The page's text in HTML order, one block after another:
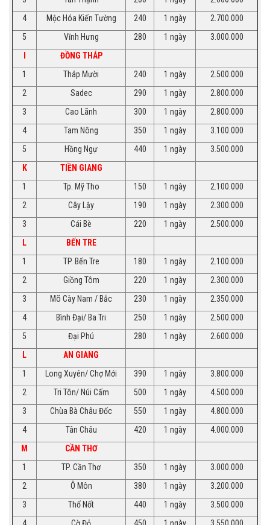
4
Mộc Hóa Kiến Tường 240 1 ngày
2.700.000
5
Vĩnh Hưng 280 1 ngày
3.000.000
ĐỒNG THÁP
1
Tháp Mười 240 1 ngày
2.500.000
2
Sadec 290 1 ngày
2.800.000
3
Cao Lãnh 300 1 ngày
2.800.000
4
Tam Nông 350 1 ngày
3.100.000
5
Hồng Ngự 440 1 ngày
3.500.000
K
TIỀN GIANG
1
Tp. Mỹ Tho 150 1 ngày
2.100.000
2
Cây Lậy 190 1 ngày
2.300.000
3
Cái Bè 220 1 ngày
2.500.000
L
BẾN TRE
1
TP. Bến Tre 180 1 ngày
2.100.000
2
Giồng Tôm 220 1 ngày
2.300.000
3
Mõ Cày Nam / Bắc 230 1 ngày
2.350.000
4
Bình Đại/ Ba Tri 250 1 ngày
2.500.000
5
Đại Phú 280 1 ngày
2.600.000
L
AN GIANG
1
Long Xuyên/ Chợ Mới 390 1 ngày
3.800.000
2
Tri Tôn/ Núi Cấm 500 1 ngày
4.500.000
3
Chùa Bà Châu Đốc 550 1 ngày
4.800.000
4
Tân Châu 420 1 ngày
4.000.000
M
CẦN THƠ
1
TP. Cần Thơ 350 1 ngày
3.000.000
2
Ô Môn 380 1 ngày
3.200.000
3
Thố Nốt 440 1 ngày
3.500.000